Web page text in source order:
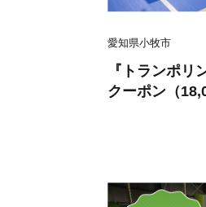
愛知県小牧市
『トランポ
クーポン（